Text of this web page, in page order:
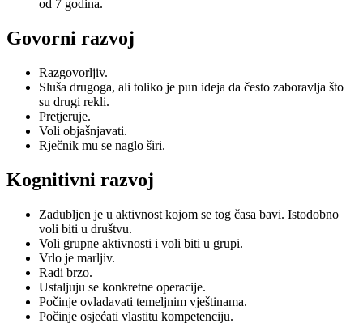
od 7 godina.
Govorni razvoj
Razgovorljiv.
Sluša drugoga, ali toliko je pun ideja da često zaboravlja što
su drugi rekli.
Pretjeruje.
Voli objašnjavati.
Rječnik mu se naglo širi.
Kognitivni razvoj
Zadubljen je u aktivnost kojom se tog časa bavi. Istodobno
voli biti u društvu.
Voli grupne aktivnosti i voli biti u grupi.
Vrlo je marljiv.
Radi brzo.
Ustaljuju se konkretne operacije.
Počinje ovladavati temeljnim vještinama.
Počinje osjećati vlastitu kompetenciju.